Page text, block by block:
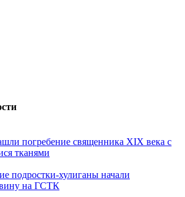
погребение священника XIX века с
тканями
подростки-хулиганы начали
вину на ГСТК